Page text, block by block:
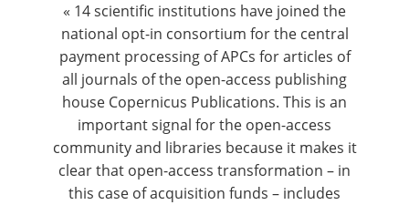
« 14 scientific institutions have joined the
national opt-in consortium for the central
payment processing of APCs for articles of
all journals of the open-access publishing
house Copernicus Publications. This is an
important signal for the open-access
community and libraries because it makes it
clear that open-access transformation – in
this case of acquisition funds – includes